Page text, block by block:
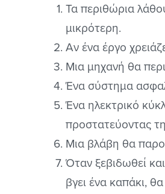
Τα περιθώρια
μικρότερη.
Αν ένα έργο
Μια μηχανή θα
Ένα σύστημα
Ένα ηλεκτρικό
προστατεύοντας
Μια βλάβη θα
Όταν ξεβιδωθεί
βγει ένα καπάκι,